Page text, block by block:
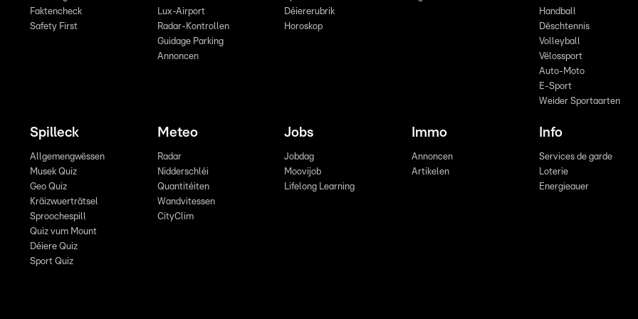
Faktencheck
Safety First
Lux-Airport
Radar-Kontrollen
Guidage Parking
Annoncen
Déiererubrik
Horoskop
Handball
Dëschtennis
Volleyball
Vëlossport
Auto-Moto
E-Sport
Weider Sportaarten
Spilleck
Allgemengwëssen
Musek Quiz
Geo Quiz
Kräizwuerträtsel
Sproochespill
Quiz vum Mount
Déiere Quiz
Sport Quiz
Meteo
Radar
Nidderschléi
Quantitéiten
Wandvitessen
CityClim
Jobs
Jobdag
Moovijob
Lifelong Learning
Immo
Annoncen
Artikelen
Info
Services de garde
Loterie
Energieauer